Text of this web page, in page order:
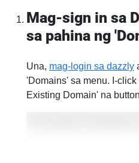
Mag-sign in sa
sa pahina ng
Una, mag-login sa dazzly
'Domains' sa menu. I-
Existing Domain' na